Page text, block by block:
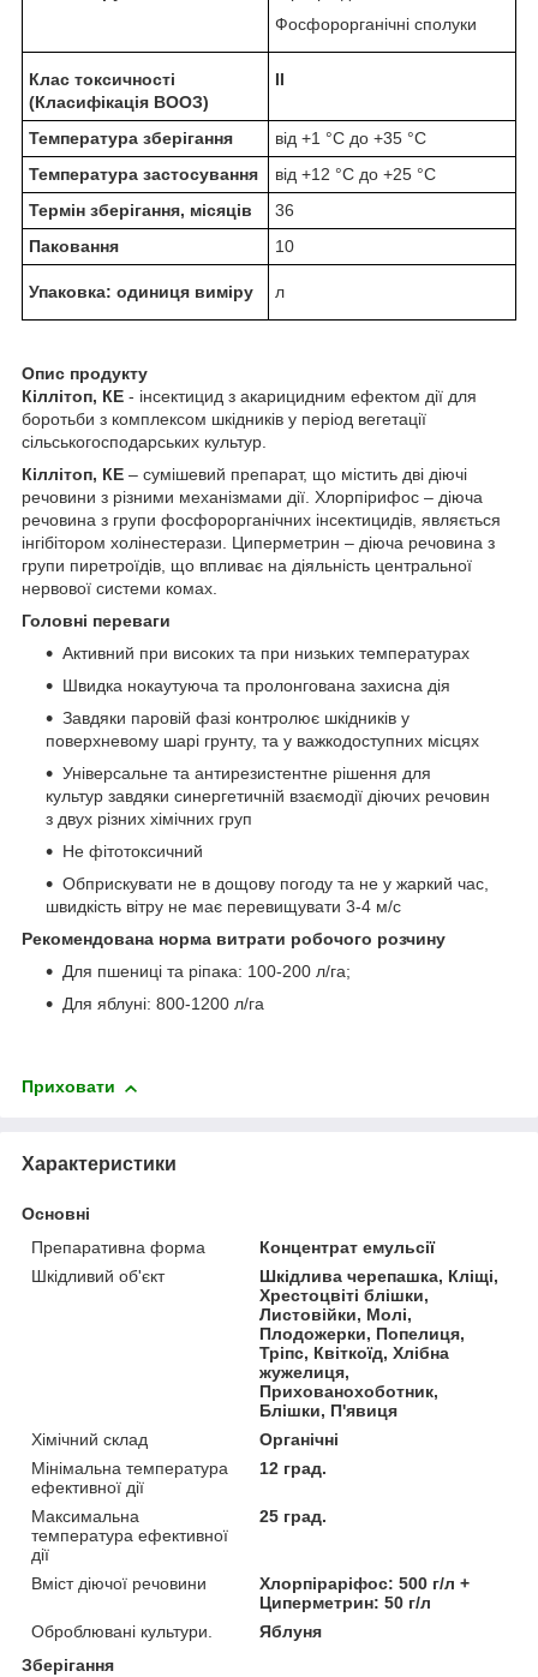
Фосфорорганічні сполуки
Клас токсичності
(Класифікація ВООЗ)
II
Температура зберігання
від +1 °C до +35 °C
Температура застосування
від +12 °C до +25 °C
Термін зберігання, місяців
36
Паковання
10
Упаковка: одиниця виміру л
Опис продукту
Кіллітоп, КЕ - інсектицид з акарицидним ефектом дії для
боротьби з комплексом шкідників у період вегетації
сільськогосподарських культур.
Кіллітоп, КЕ – сумішевий препарат, що містить дві діючі
речовини з різними механізмами дії. Хлорпірифос – діюча
речовина з групи фосфорорганічних інсектицидів, являється
інгібітором холінестерази. Циперметрин – діюча речовина з
групи пиретроїдів, що впливає на діяльність центральної
нервової системи комах.
Головні переваги
Активний при високих та при низьких температурах
Швидка нокаутуюча та пролонгована захисна дія
Завдяки паровій фазі контролює шкідників у
поверхневому шарі грунту, та у важкодоступних місцях
Універсальне та антирезистентне рішення для
культур завдяки синергетичній взаємодії діючих речовин
з двух різних хімічних груп
Не фітотоксичний
Обприскувати не в дощову погоду та не у жаркий час,
швидкість вітру не має перевищувати 3-4 м/с
Рекомендована норма витрати робочого розчину
Для пшениці та ріпака: 100-200 л/га;
Для яблуні: 800-1200 л/га
Приховати
Характеристики
Основні
Препаративна форма
Концентрат емульсії
Шкідливий об'єкт
Шкідлива черепашка, Кліщі,
Хрестоцвіті блішки,
Листовійки, Молі,
Плодожерки, Попелиця,
Тріпс, Квіткоїд, Хлібна
жужелиця,
Прихованохоботник,
Блішки, П'явиця
Хімічний склад
Органічні
Мінімальна температура
ефективної дії
12 град.
Максимальна
температура ефективної
дії
25 град.
Вміст діючої речовини
Хлорпіраріфос: 500 г/л +
Циперметрин: 50 г/л
Оброблювані культури.
Яблуня
Зберігання